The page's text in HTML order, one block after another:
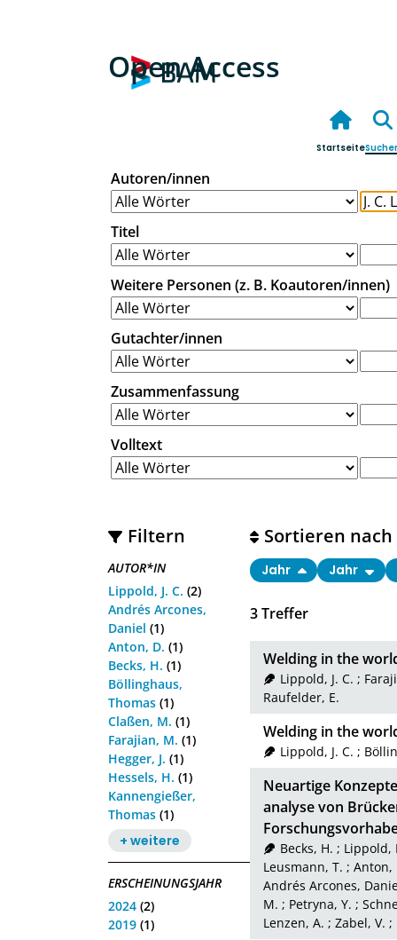
Open Access
Startseite
Autoren/innen
Titel
Weitere Personen (z. B. Koautoren/innen)
Gutachter/innen
Zusammenfassung
Volltext
Filtern
AUTOR*IN
Lippold, J. C. (2)
Andrés Arcones,
Daniel (1)
Anton, D. (1)
Becks, H. (1)
Böllinghaus,
Thomas (1)
Claßen, M. (1)
Farajian, M. (1)
Hegger, J. (1)
Hessels, H. (1)
Kannengießer,
Thomas (1)
+ weitere
ERSCHEINUNGSJAHR
2024 (2)
2019 (1)
3Treffer
Sortieren nach
Jahr Jahr
Welding in the
Lippold, J. C. ;
Raufelder, E.
Welding in the
Lippold, J. C. ;
Neuartige
analyse von
Becks, H. ; Lippold,
Leusmann, T. ; Anton,
Andrés Arcones,
M. ; Petryna, Y. ;
Lenzen, A. ; Zabel, V. ;